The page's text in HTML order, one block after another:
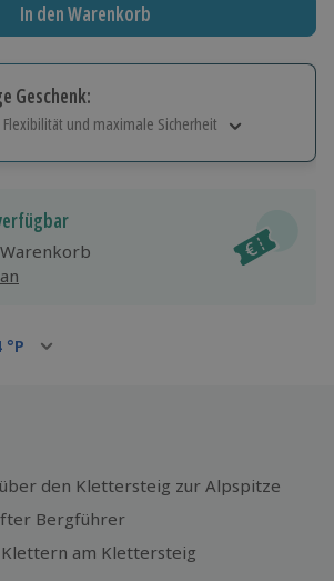
In den Warenkorb
Geschenk:
und maximale Sicherheit
alle Erlebnisse einlösbar.
°P
den Klettersteig zur Alpspitze
Bergführer
Klettern am Klettersteig